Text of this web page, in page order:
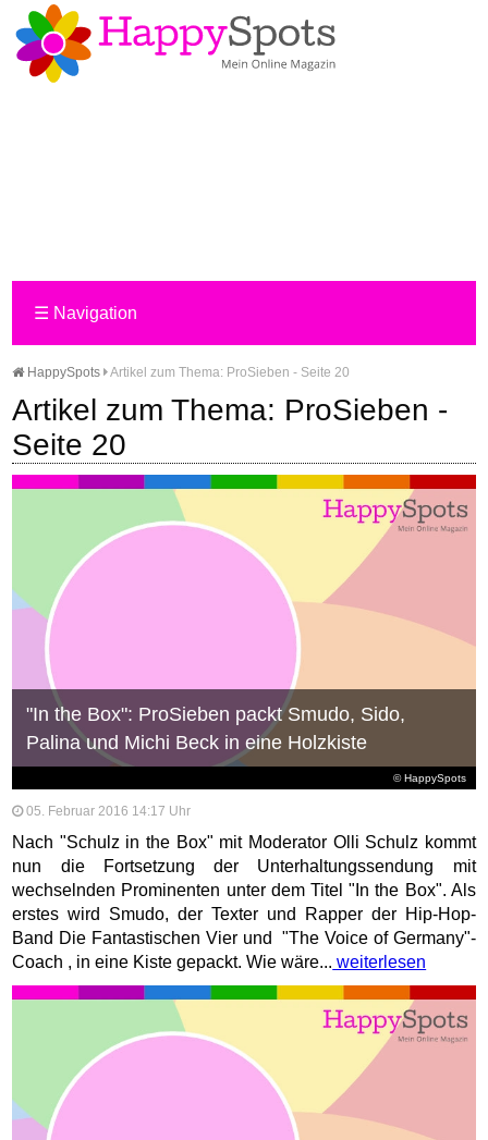
☰ Navigation
HappySpots Artikel zum Thema: ProSieben - Seite 20
Artikel zum Thema: ProSieben -
Seite 20
© HappySpots
"In the Box": ProSieben packt Smudo, Sido,
Palina und Michi Beck in eine Holzkiste
05. Februar 2016 14:17 Uhr
Nach "Schulz in the Box" mit Moderator Olli Schulz kommt
nun die Fortsetzung der Unterhaltungssendung mit
wechselnden Prominenten unter dem Titel "In the Box". Als
erstes wird Smudo, der Texter und Rapper der Hip-Hop-
Band Die Fantastischen Vier und "The Voice of Germany"-
Coach , in eine Kiste gepackt. Wie wäre... weiterlesen